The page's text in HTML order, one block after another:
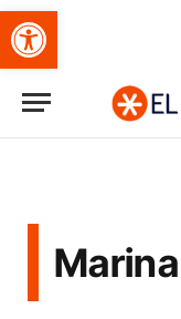
Obre la barra d'eines